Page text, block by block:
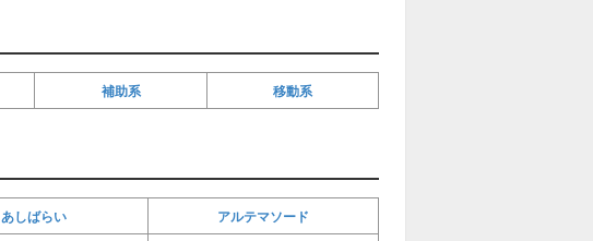
補助系 移動系
あしばらい
アルテマソード